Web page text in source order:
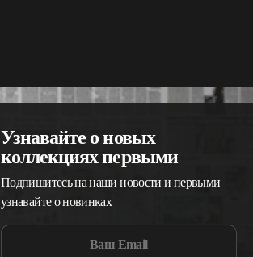
Узнавайте о новых
коллекциях первыми
Подпишитесь на наши новости и первыми
узнавайте о новинках